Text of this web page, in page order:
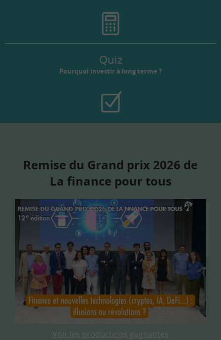
Quiz
Pourquoi investir à long terme ?
Remise du Grand prix 2026 de
La finance pour tous
Voir les productions gagnantes